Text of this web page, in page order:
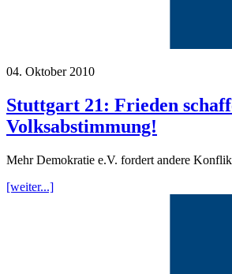
04. Oktober 2010
Stuttgart 21: Frieden
Volksabstimmung!
Mehr Demokratie e.V. fordert andere
[weiter...]